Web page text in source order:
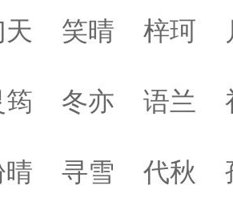
天 笑晴 梓珂
筠 冬亦 语兰
晴 寻雪 代秋